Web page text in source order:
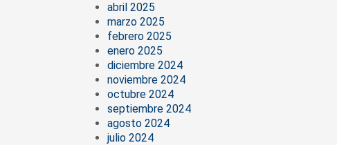
abril 2025
marzo 2025
febrero 2025
enero 2025
diciembre 2024
noviembre 2024
octubre 2024
septiembre 2024
agosto 2024
julio 2024